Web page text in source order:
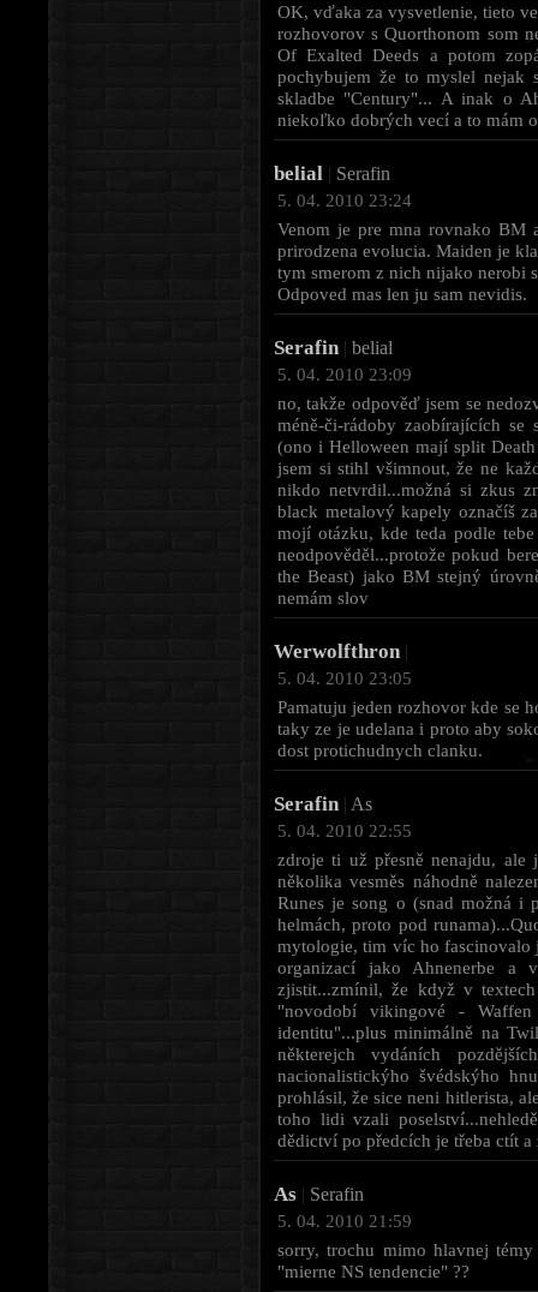
OK, vďaka za vysvetlenie, tieto
rozhovorov s Quorthonom som
Of Exalted Deeds a potom
pochybujem že to myslel
skladbe "Century"... A inak o
niekoľko dobrých vecí a to mám
belial | Serafin
5. 04. 2010 23:24
Venom je pre mna rovnako BM
prirodzena evolucia. Maiden je
tym smerom z nich nijako nerobi
Odpoved mas len ju sam nevidis.
Serafin | belial
5. 04. 2010 23:09
no, takže odpověď jsem se
méně-či-rádoby zaobírajících
(ono i Helloween mají split
jsem si stihl všimnout, že ne
nikdo netvrdil...možná si zkus
black metalový kapely označíš
mojí otázku, kde teda podle
neodpověděl...protože pokud
the Beast) jako BM stejný
nemám slov
Werwolfthron |
5. 04. 2010 23:05
Pamatuju jeden rozhovor kde se
taky ze je udelana i proto aby
dost protichudnych clanku.
Serafin | As
5. 04. 2010 22:55
zdroje ti už přesně nenajdu, ale
několika vesměs náhodně
Runes je song o (snad možná i
helmách, proto pod
mytologie, tim víc ho
organizací jako Ahnenerbe
zjistit...zmínil, že když v
"novodobí vikingové -
identitu"...plus minimálně na
některejch vydáních
nacionalistickýho švédskýho
prohlásil, že sice neni hitlerista,
toho lidi vzali
dědictví po předcích je třeba ctít a
As | Serafin
5. 04. 2010 21:59
sorry, trochu mimo hlavnej
"mierne NS tendencie" ??